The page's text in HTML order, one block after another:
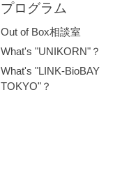
プログラム
Out of Box相談室
What's "UNIKORN"？
What's "LINK-BioBAY
TOKYO"？